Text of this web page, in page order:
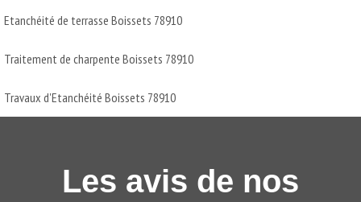
Etanchéité de terrasse Boissets 78910
Traitement de charpente Boissets 78910
Travaux d'Etanchéité Boissets 78910
Les avis de nos